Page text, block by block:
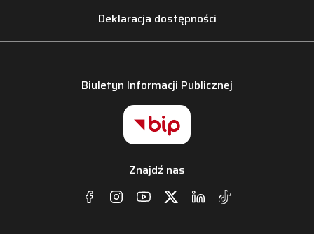
Deklaracja dostępności
Biuletyn Informacji Publicznej
Znajdź nas